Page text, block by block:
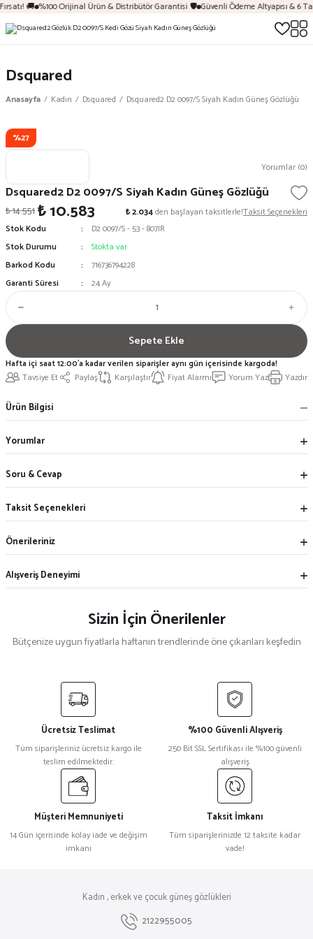
🚚 %100 Orijinal Ürün & Distribütör Garantisi 🛡️ Güvenli Ödeme Altyapısı & 6
Dsquared
Anasayfa Kadın Dsquared Dsquared2 D2 0097/S Siyah Kadın Güneş Gözlüğü
%27
Yorumlar (0)
Dsquared2 D2 0097/S Siyah Kadın Güneş Gözlüğü
₺ 14.551₺ 10.583 ₺ 2.034den başlayan taksitlerle!Taksit Seçenekleri
Stok Kodu
D2 0097/S - 53 - 807IR
Stok Durumu
Stokta var
Barkod Kodu
716736794228
Garanti Süresi
24 Ay
Sepete Ekle
Tavsiye Et Paylaş Karşılaştır Fiyat Alarmı Yorum Yaz Yazdır
Hafta içi saat 12:00'a kadar verilen siparişler aynı gün içerisinde kargoda!
Ürün Bilgisi
Yorumlar
Soru & Cevap
Taksit Seçenekleri
Önerileriniz
Alışveriş Deneyimi
Sizin İçin Önerilenler
Bütçenize uygun fiyatlarla haftanın trendlerinde öne çıkanları keşfedin
Alexander Mcqueen Am0317S Metal Unisex Güneş Gözlüğü
₺ 25.174
Gucci Gg1005s Metal Kare Kadın Güneş Gözlüğü
David Beckham Db 7101/S Leopar Erkek Güneş Gözlüğü
Ücretsiz Teslimat
Tüm siparişleriniz ücretsiz kargo ile
teslim edilmektedir.
%100 Güvenli Alışveriş
250 Bit SSL Sertifikası ile %100 güvenli
alışveriş
Müşteri Memnuniyeti
14 Gün içerisinde kolay iade ve değişim
imkanı
Taksit İmkanı
Tüm siparişlerinizde 12 taksite kadar
vade!
Kadın , erkek ve çocuk güneş gözlükleri
2122955005